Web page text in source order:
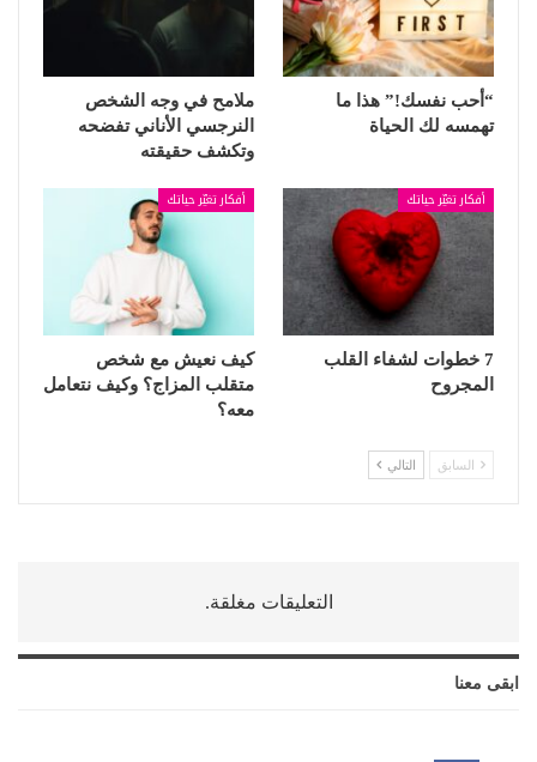
“أحب نفسك!” هذا ما
تهمسه لك الحياة
ملامح في وجه الشخص
النرجسي الأناني تفضحه
وتكشف حقيقته
أفكار تغيّر حياتك
7 خطوات لشفاء القلب
المجروح
أفكار تغيّر حياتك
كيف نعيش مع شخص
متقلب المزاج؟ وكيف نتعامل
معه؟
السابق التالي
التعليقات مغلقة.
ابقى معنا